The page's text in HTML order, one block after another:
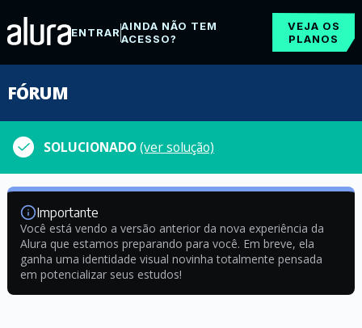
ENTRARAINDA NÃO TEM
ACESSO?
VEJA OS
PLANOS
FÓRUM
SOLUCIONADO(ver solução)
Importante
Você está vendo a versão anterior da nova experiência da
Alura que estamos preparando para você. Em breve, ela
ganha uma identidade visual novinha totalmente pensada
em potencializar seus estudos!